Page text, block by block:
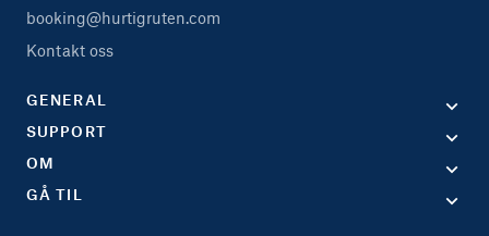
booking@hurtigruten.com
Kontakt oss
GENERAL
SUPPORT
OM
GÅ TIL